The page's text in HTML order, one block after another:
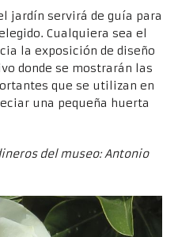
jardín servirá de guía para
Cualquiera sea el
la exposición de diseño
donde se mostrarán las
que se utilizan en
una pequeña huerta
del museo: Antonio